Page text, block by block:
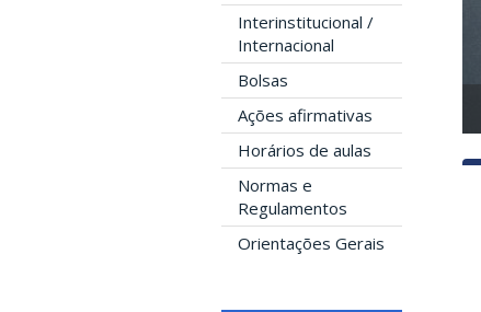
Interinstitucional /
Internacional
Bolsas
Ações afirmativas
Horários de aulas
Normas e
Regulamentos
Orientações Gerais